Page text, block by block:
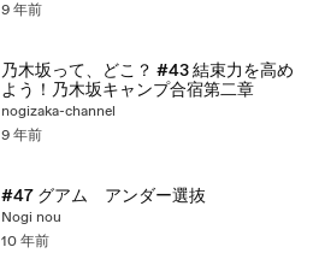
9 年前
乃木坂って、どこ？ #43 結束力を高め
よう！乃木坂キャンプ合宿第二章
nogizaka-channel
9 年前
#47 グアム アンダー選抜
Nogi nou
10 年前